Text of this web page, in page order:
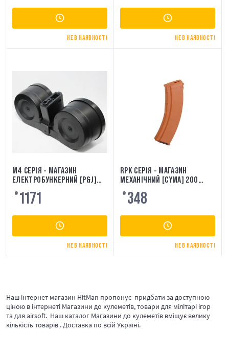
НЕ В НАЯВНОСТІ НЕ В НАЯВНОСТІ
M4 СЕРІЯ - МАГАЗИН
ЕЛЕКТРОБУНКЕРНИЙ [P&J]
3000 КУЛЬ
₴ 1171
НЕ В НАЯВНОСТІ
RPK СЕРІЯ - МАГАЗИН
МЕХАНІЧНИЙ [CYMA] 200
КУЛЬ
₴ 348
НЕ В НАЯВНОСТІ
Наш інтернет магазин HitMan пропонує придбати за доступною
ціною в інтернеті Магазини до кулеметів, товари для мілітарі ігор
та для airsoft. Наш каталог Магазини до кулеметів вміщує велику
кількість товарів . Доставка по всій Україні.